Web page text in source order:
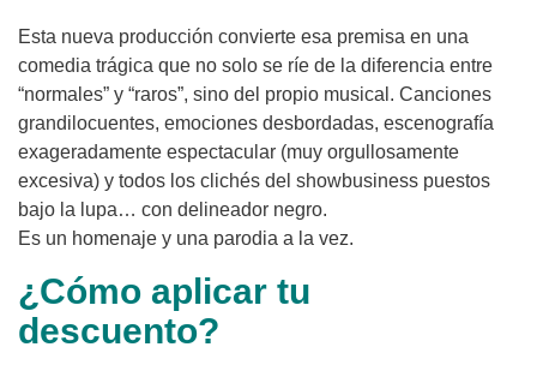
Esta nueva producción convierte esa premisa en una
comedia trágica que no solo se ríe de la diferencia entre
“normales” y “raros”, sino del propio musical. Canciones
grandilocuentes, emociones desbordadas, escenografía
exageradamente espectacular (muy orgullosamente
excesiva) y todos los clichés del showbusiness puestos
bajo la lupa… con delineador negro.
Es un homenaje y una parodia a la vez.
¿Cómo aplicar tu
descuento?